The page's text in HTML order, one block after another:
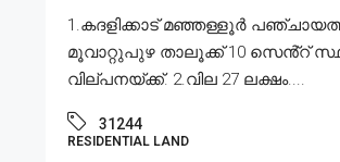
1.കദളിക്കാട് മഞ്ഞള്ളൂർ
മൂവാറ്റുപുഴ താലൂക്ക് 10 സെൻ്റ്
വില്പനയ്ക്ക്. 2.വില 27 ലക്ഷം....
31244
RESIDENTIAL LAND